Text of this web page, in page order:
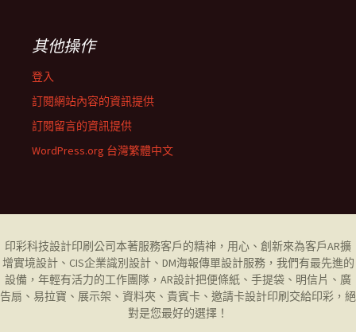
其他操作
登入
訂閱網站內容的資訊提供
訂閱留言的資訊提供
WordPress.org 台灣繁體中文
印彩科技設計印刷公司本著服務客戶的精神，用心、創新來為客戶AR擴
增實境設計、CIS企業識別設計、DM海報傳單設計服務，我們有最先進的
設備，年輕有活力的工作團隊，AR設計把便條紙、手提袋、明信片、廣
告扇、易拉寶、展示架、資料夾、貴賓卡、邀請卡設計印刷交給印彩，絕
對是您最好的選擇！